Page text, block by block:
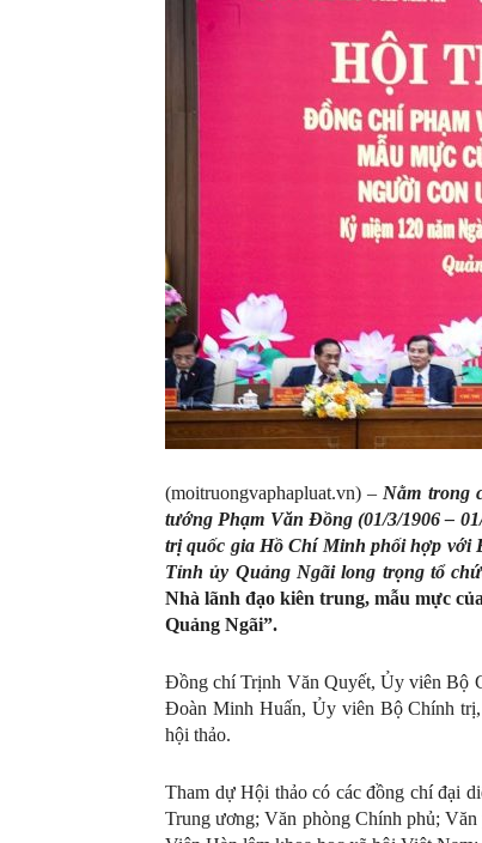
(moitruongvaphapluat.vn) – Nằm trong
tướng Phạm Văn Đồng (01/3/1906 –
trị quốc gia Hồ Chí Minh phối hợp với
Tỉnh ủy Quảng Ngãi long trọng tổ
Nhà lãnh đạo kiên trung, mẫu mực
Quảng Ngãi”.
Đồng chí Trịnh Văn Quyết, Ủy viên Bộ
Đoàn Minh Huấn, Ủy viên Bộ Chính
hội thảo.
Tham dự Hội thảo có các đồng chí đại
Trung ương; Văn phòng Chính phủ;